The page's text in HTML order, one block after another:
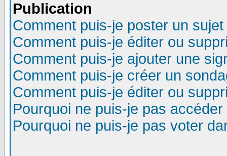
Publication
Comment puis-je poster un
Comment puis-je éditer ou
Comment puis-je ajouter une
Comment puis-je créer un
Comment puis-je éditer ou
Pourquoi ne puis-je pas
Pourquoi ne puis-je pas voter